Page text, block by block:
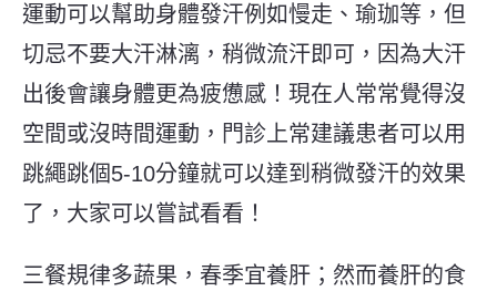
運動可以幫助身體發汗例如慢走、瑜珈等，但
切忌不要大汗淋漓，稍微流汗即可，因為大汗
出後會讓身體更為疲憊感！現在人常常覺得沒
空間或沒時間運動，門診上常建議患者可以用
跳繩跳個5-10分鐘就可以達到稍微發汗的效果
了，大家可以嘗試看看！
三餐規律多蔬果，春季宜養肝；然而養肝的食